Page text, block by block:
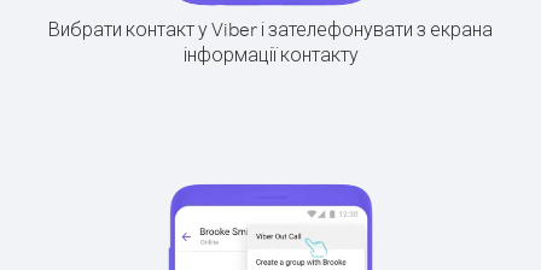
Вибрати контакт у Viber і зателефонувати з екрана
інформації контакту